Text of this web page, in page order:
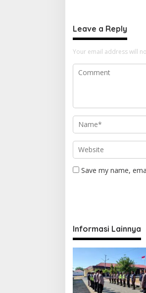
Leave a Reply
Your email address will
Save my name,
Informasi Lainnya